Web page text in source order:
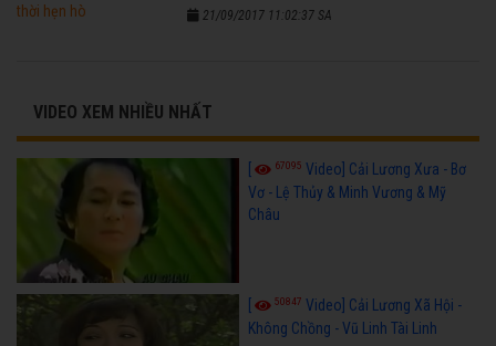
21/09/2017 11:02:37 SA
VIDEO XEM NHIỀU NHẤT
67095 Video] Cải Lương Xưa - Bơ
Vơ - Lệ Thủy & Minh Vương & Mỹ
Châu
50847 Video] Cải Lương Xã Hội -
Không Chồng - Vũ Linh Tài Linh